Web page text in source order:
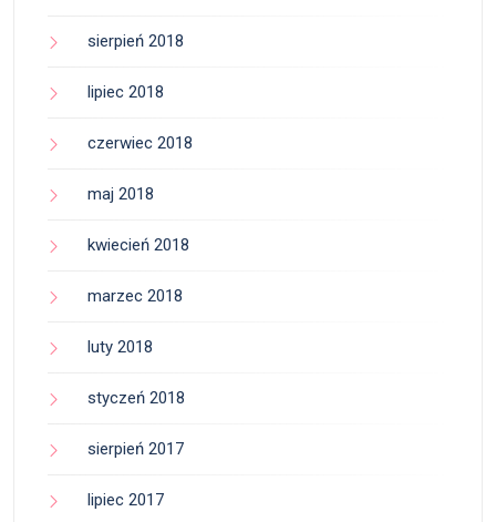
sierpień 2018
lipiec 2018
czerwiec 2018
maj 2018
kwiecień 2018
marzec 2018
luty 2018
styczeń 2018
sierpień 2017
lipiec 2017